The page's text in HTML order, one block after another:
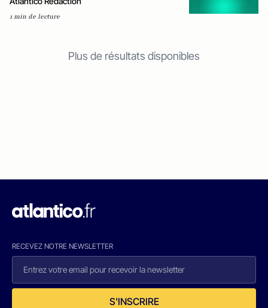
1 min de lecture
Plus de résultats disponibles
RECEVEZ NOTRE NEWSLETTER
S'INSCRIRE